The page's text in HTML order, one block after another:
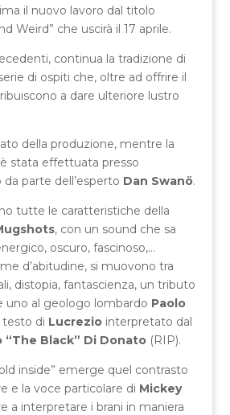
il nuovo lavoro dal titolo
Weird” che uscirà il 17 aprile.
continua la tradizione di
di ospiti che, oltre ad offrire il
a dare ulteriore lustro
della produzione, mentre la
stata effettuata presso
da parte dell’esperto Dan Swanö.
tutte le caratteristiche della
, con un sound che sa
oscuro, fascinoso,…
d’abitudine, si muovono tra
distopia, fantascienza, un tributo
uno al geologo lombardo Paolo
testo di Lucreziointerpretato dal
“The Black” Di Donato(RIP).
inside” emerge quel contrasto
e la voce particolare di Mickey
a interpretare i brani in maniera